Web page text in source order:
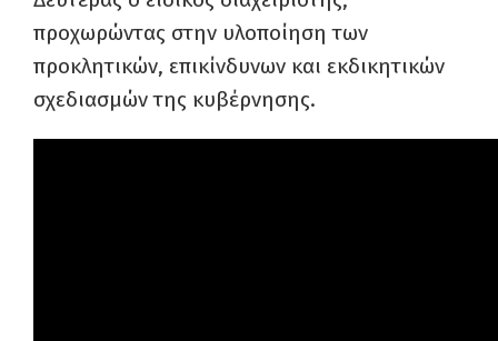
προχωρώντας στην υλοποίηση των
προκλητικών, επικίνδυνων και εκδικητικών
σχεδιασμών της κυβέρνησης.